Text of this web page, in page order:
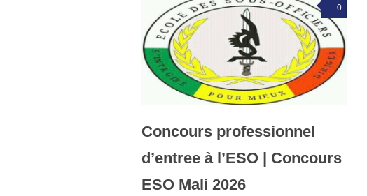
0
Concours professionnel
d’entree à l’ESO | Concours
ESO Mali 2026